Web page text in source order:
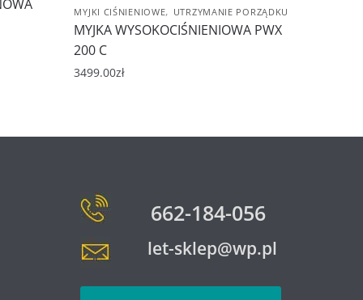
MYJKI CIŚNIENIOWE, UTRZYMANIE PORZĄDKU
MYJKA WYSOKOCIŚNIENIOWA PWX
200 C
3499.00zł
662-184-056
let-sklep@wp.pl